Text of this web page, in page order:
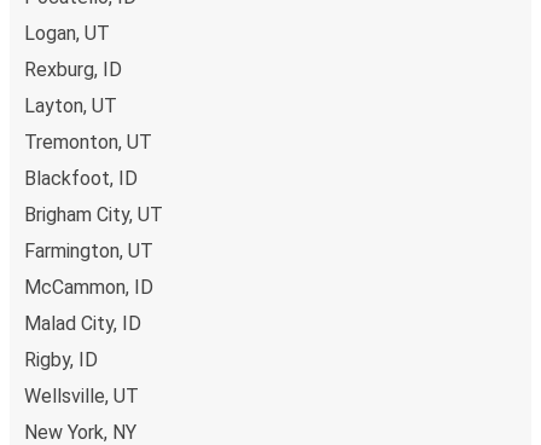
Boka din bussbiljett från Woods Cross
Det är bus(s)enkelt att köpa biljett med FlixBus. Du kan
välja att boka din biljett online eller i FlixBus-appen med
några få klick. Du erbjuds flera olika betalningsmetoder:
kort, Swish, PayPal, Google Pay och Apple Pay. N/A.
Logan, UT
Rexburg, ID
Layton, UT
Tremonton, UT
Blackfoot, ID
Brigham City, UT
Farmington, UT
McCammon, ID
Malad City, ID
Rigby, ID
Wellsville, UT
New York, NY